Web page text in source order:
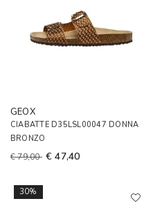
GEOX
CIABATTE D35LSL00047 DONNA
BRONZO
€ 79,00 € 47,40
30%